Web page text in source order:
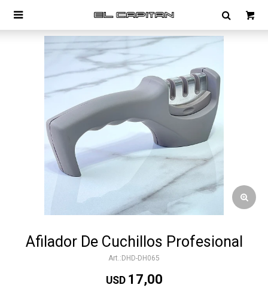

Afilador De Cuchillos Profesional
DHD-DH065
USD 17,00